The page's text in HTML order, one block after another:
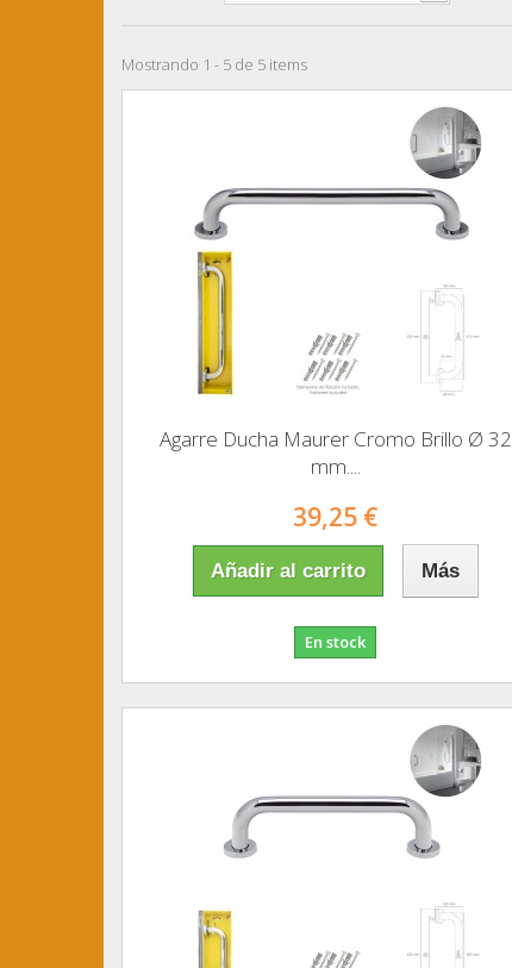
Mostrando 1 - 5 de 5 items
Agarre Ducha Maurer Cromo Brillo Ø 32
mm....
39,25 €
Añadir al carrito Más
En stock